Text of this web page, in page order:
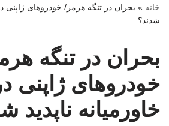
خانه » بحران در تنگه هرمز/ خودروهای ژاپنی
شدند؟
بحران در تنگه
خودروهای ژاپنی
خاورمیانه ناپدید